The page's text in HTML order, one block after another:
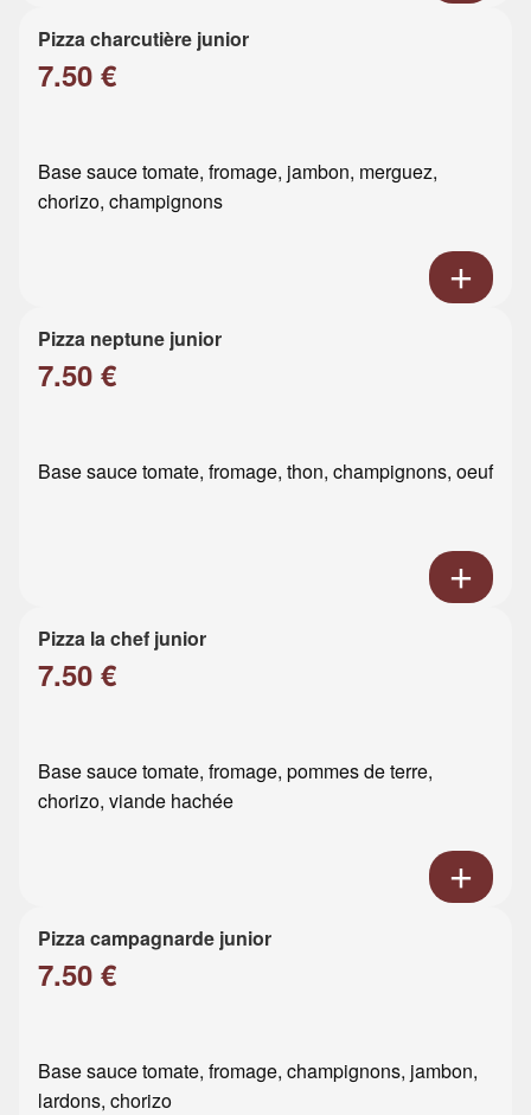
Pizza charcutière junior
7.50 €
Base sauce tomate, fromage, jambon, merguez,
chorizo, champignons
Pizza neptune junior
7.50 €
Base sauce tomate, fromage, thon, champignons, oeuf
Pizza la chef junior
7.50 €
Base sauce tomate, fromage, pommes de terre,
chorizo, viande hachée
Pizza campagnarde junior
7.50 €
Base sauce tomate, fromage, champignons, jambon,
lardons, chorizo